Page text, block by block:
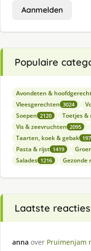
Aanmelden
Populaire
Avondeten &
Vleesgerechten 3024
Soepen 2120 Toetjes &
Vis & zeevruchten 2095
Taarten, koek & gebak
Pasta & rijst 1419
Salades 1216 Gezonde
Laatste reacties
anna over Pruimenjam